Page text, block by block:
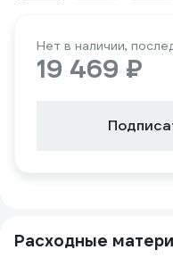
Нет в наличии,
19 469 ₽
Расходные